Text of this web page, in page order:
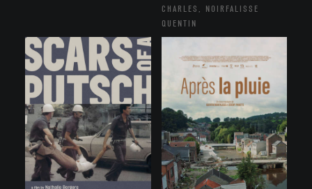
CHARLES, NOIRFALISSE
QUENTIN